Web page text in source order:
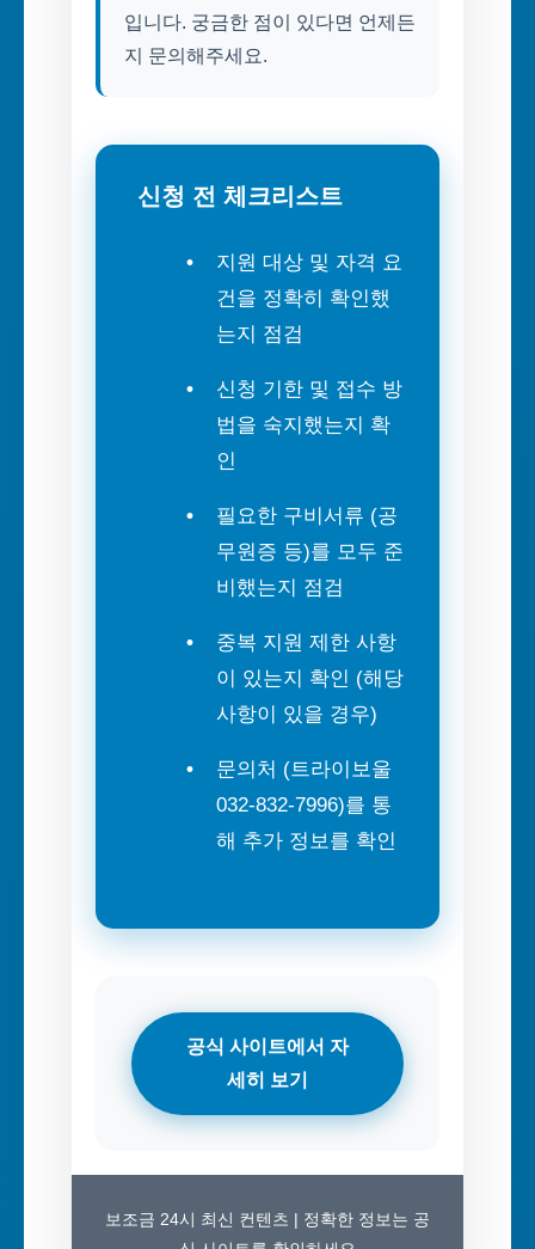
입니다. 궁금한 점이 있다면 언제든
지 문의해주세요.
신청 전 체크리스트
지원 대상 및 자격 요
건을 정확히 확인했
는지 점검
신청 기한 및 접수 방
법을 숙지했는지 확
인
필요한 구비서류 (공
무원증 등)를 모두 준
비했는지 점검
중복 지원 제한 사항
이 있는지 확인 (해당
사항이 있을 경우)
문의처 (트라이보울
032-832-7996)를 통
해 추가 정보를 확인
공식 사이트에서 자
세히 보기
보조금 24시 최신 컨텐츠 | 정확한 정보는 공